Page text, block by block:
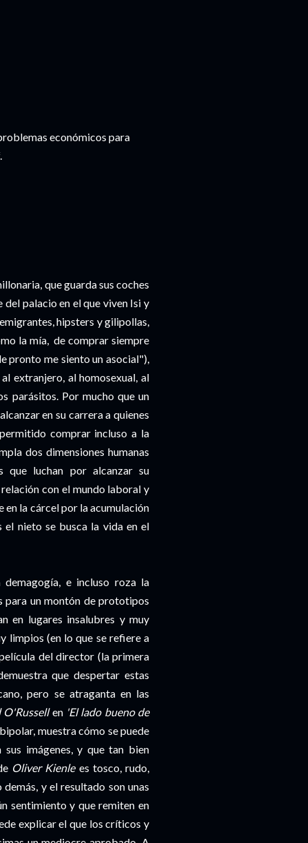
económicos para
que guarda sus coches
palacio en el que viven Isi y
hipsters y gilipollas,
la mía, de comprar siempre
pronto me siento un asocial"),
extranjero, al homosexual, al
parásitos. Por mucho que un
en su carrera a quienes
comprar incluso a la
dos dimensiones humanas
que luchan por alcanzar su
con el mundo laboral y
en la cárcel por la acumulación
el nieto se busca la vida en el
e incluso roza la
para un montón de prototipos
en lugares insalubres y muy
limpios (en lo que se refiere a
del director (la primera
que despertar estas
pero se atraganta en las
O'Russellen 'El lado bueno de
muestra cómo se puede
imágenes, y que tan bien
Oliver Kienlees tosco, rudo,
y el resultado son unas
sentimiento y que remiten en
explicar el que los críticos y